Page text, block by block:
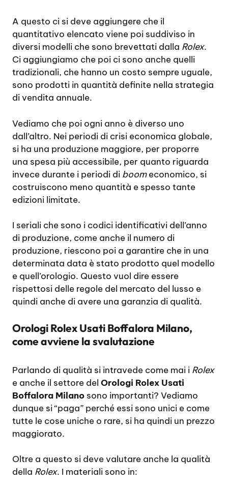
A questo ci si deve aggiungere che il
quantitativo elencato viene poi suddiviso in
diversi modelli che sono brevettati dalla Rolex.
Ci aggiungiamo che poi ci sono anche quelli
tradizionali, che hanno un costo sempre uguale,
sono prodotti in quantità definite nella strategia
di vendita annuale.
Vediamo che poi ogni anno è diverso uno
dall’altro. Nei periodi di crisi economica globale,
si ha una produzione maggiore, per proporre
una spesa più accessibile, per quanto riguarda
invece durante i periodi di boomeconomico, si
costruiscono meno quantità e spesso tante
edizioni limitate.
I seriali che sono i codici identificativi dell’anno
di produzione, come anche il numero di
produzione, riescono poi a garantire che in una
determinata data è stato prodotto quel modello
e quell’orologio. Questo vuol dire essere
rispettosi delle regole del mercato del lusso e
quindi anche di avere una garanzia di qualità.
Orologi Rolex Usati Boffalora Milano,
come avviene la svalutazione
Parlando di qualità si intravede come mai i Rolex
e anche il settore del Orologi Rolex Usati
Boffalora Milano sono importanti? Vediamo
dunque si “paga” perché essi sono unici e come
tutte le cose uniche o rare, si ha quindi un prezzo
maggiorato.
Oltre a questo si deve valutare anche la qualità
della Rolex. I materiali sono in: